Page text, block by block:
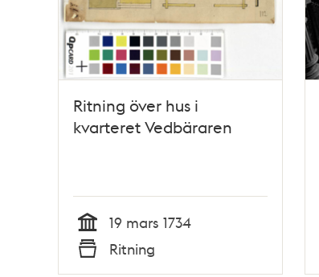
Ritning över hus i
kvarteret Vedbäraren
Tid
19 mars 1734
Ritning